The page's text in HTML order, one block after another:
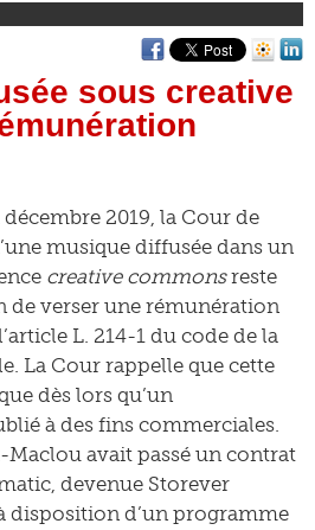
sous creative
décembre 2019, la Cour de
musique diffusée dans un
creative commonsreste
de verser une rémunération
L. 214-1 du code de la
La Cour rappelle que cette
dès lors qu’un
à des fins commerciales.
Maclou avait passé un contrat
devenue Storever
disposition d’un programme